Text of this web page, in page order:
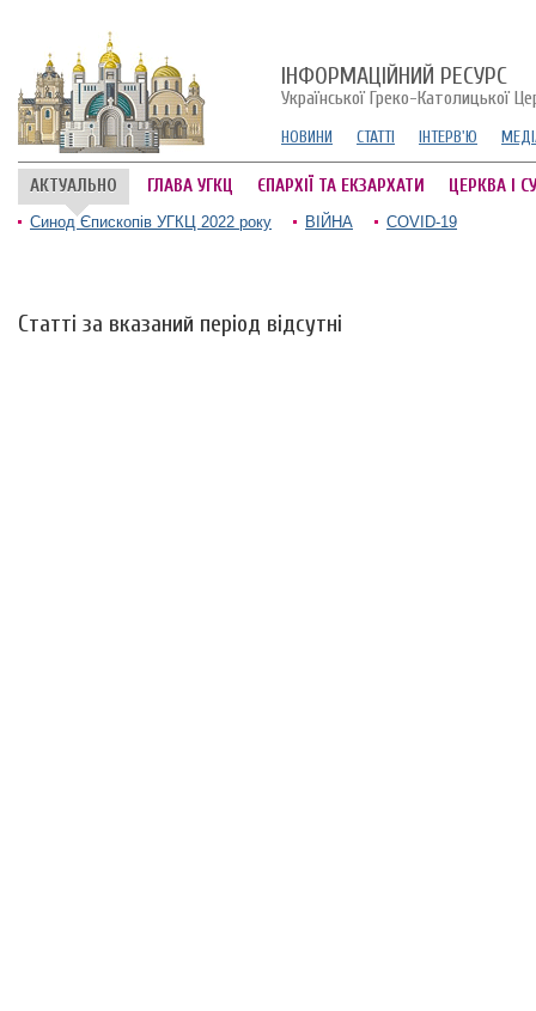
ІНФОРМАЦІЙНИЙ РЕСУРС
Української Греко-Католицької
НОВИНИ СТАТТІ ІНТЕРВ'Ю
АКТУАЛЬНО ГЛАВА УГКЦ ЄПАРХІЇ ТА ЕКЗАРХАТИ ЦЕРКВА І
Синод Єпископів УГКЦ 2022 року ВІЙНА COVID-19
Статті за вказаний період відсутні